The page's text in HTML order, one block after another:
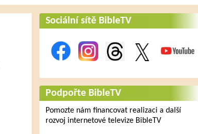
Sociální sítě BibleTV
Podpořte BibleTV
Pomozte nám financovat realizaci a další
rozvoj internetové televize BibleTV